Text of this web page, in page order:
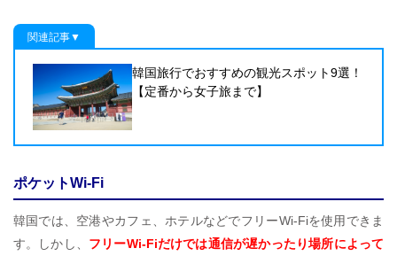
関連記事▼
韓国旅行でおすすめの観光スポット9選！
【定番から女子旅まで】
ポケットWi-Fi
韓国では、空港やカフェ、ホテルなどでフリーWi-Fiを使用できま
す。しかし、 フリーWi-Fiだけでは通信が遅かったり場所によって